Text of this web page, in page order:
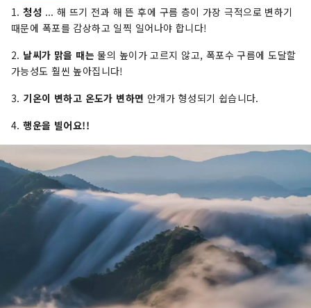
1.청성 ... 해 뜨기 전과 해 뜬 후에 구름 층이 가장 극적으로 변하기
때문에 폭포를 감상하고 일찍 일어나야 합니다!
2. 날씨가 맑을 때는 물의 높이가 고르지 않고, 폭포수 구름에 도달할
가능성도 훨씬 높아집니다!
3. 기온이 변하고 온도가 변하면 안개가 형성되기 쉽습니다.
4.행운을 빌어요!!